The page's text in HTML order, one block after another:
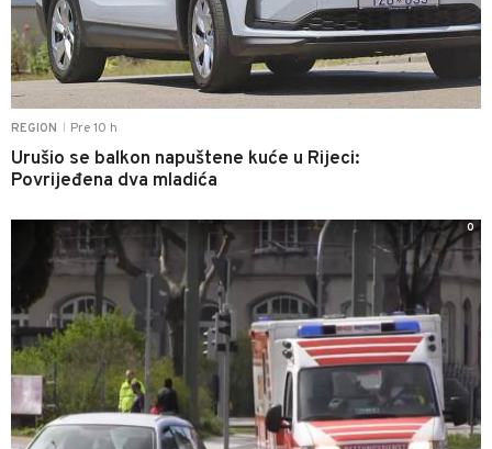
REGION Pre 10 h
Urušio se balkon napuštene kuće u Rijeci:
Povrijeđena dva mladića
0